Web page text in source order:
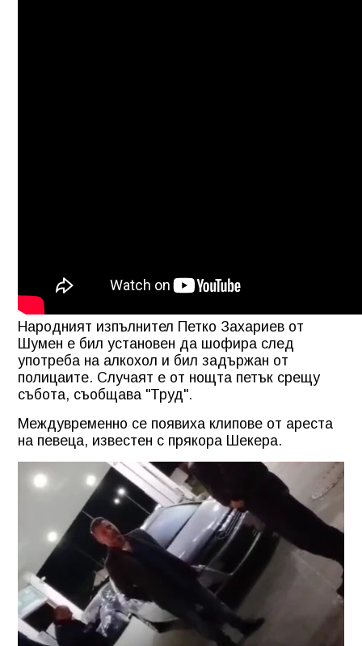
Народният изпълнител Петко Захариев от
Шумен е бил установен да шофира след
употреба на алкохол и бил задържан от
полицаите. Случаят е от нощта петък срещу
събота, съобщава "Труд".
Междувременно се появиха клипове от ареста
на певеца, известен с прякора Шекера.